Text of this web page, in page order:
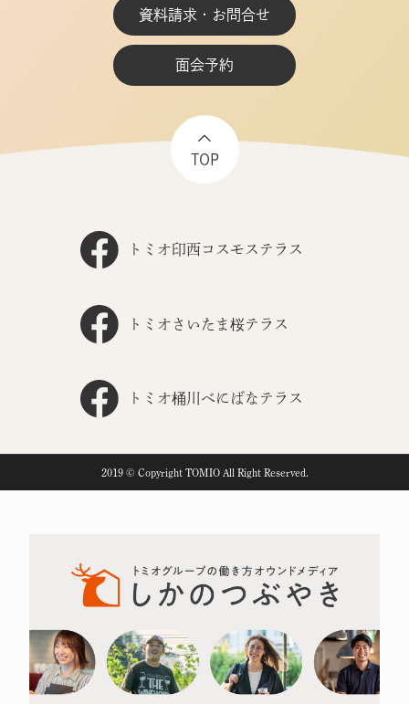
資料請求・お問合せ
面会予約
TOP
トミオ印西コスモステラス
トミオさいたま桜テラス
トミオ桶川べにばなテラス
2019 © Copyright TOMIO All Right Reserved.